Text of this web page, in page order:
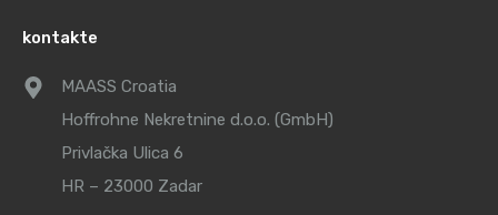
kontakte
MAASS Croatia
Hoffrohne Nekretnine d.o.o. (GmbH)
Privlačka Ulica 6
HR – 23000 Zadar